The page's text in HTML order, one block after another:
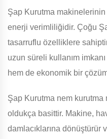
Şap Kurutma
enerji verimliliğidir. Çoğu
tasarruflu özelliklere
uzun süreli kullanım
hem de ekonomik bir
Şap Kurutma nem kurutma
oldukça basittir. Makine,
damlacıklarına dönüştürür